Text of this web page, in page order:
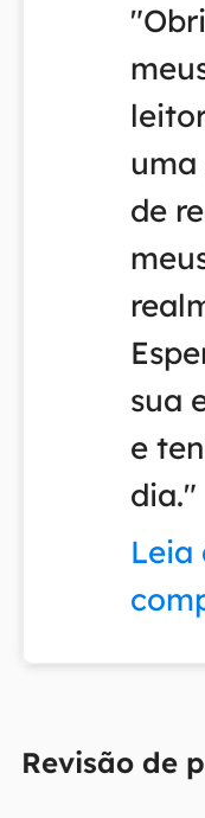
uma
de
sua
e
dia."
Leia
Revisão de